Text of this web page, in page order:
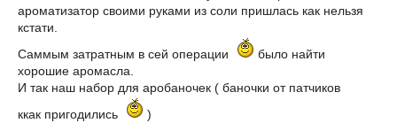
ароматизатор своими руками из соли пришлась как нельзя
кстати.
Саммым затратным в сей операции
было найти
хорошие аромасла.
И так наш набор для аробаночек ( баночки от патчиков
ккак пригодились
)